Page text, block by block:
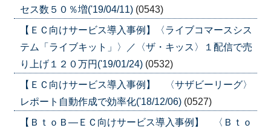
セス数５０％増('19/04/11) (0543)
【ＥＣ向けサービス導入事例】〈ライブコマースシス
テム「ライブキット」〉／〈ザ・キッス〉１配信で売
り上げ１２０万円('19/01/24) (0532)
【ＥＣ向けサービス導入事例】 〈サザビーリーグ〉
レポート自動作成で効率化('18/12/06) (0527)
【ＢｔｏＢ―ＥＣ向けサービス導入事例】 〈Ｂｔｏ